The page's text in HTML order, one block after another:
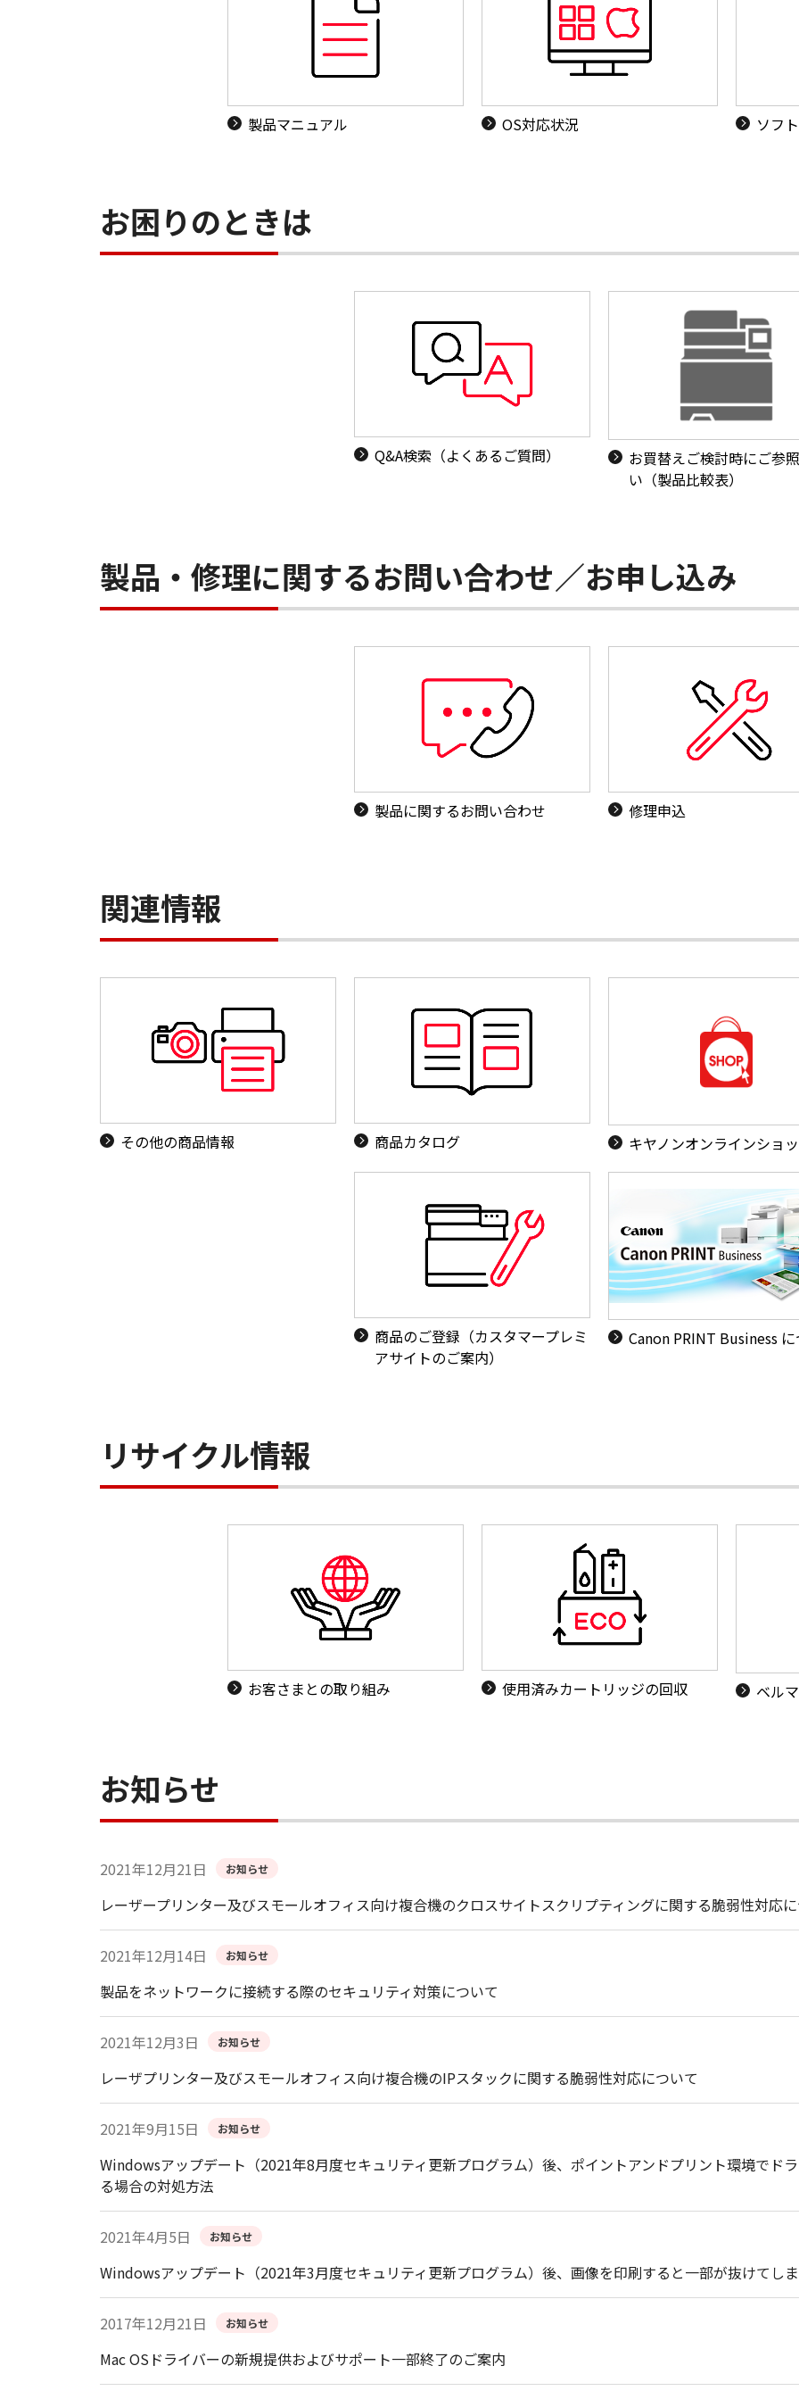
製品マニュアル OS対応状況 ソフ
お困りのときは
Q&A検索（よくあるご質問）
お買替えご検討時にご参
い（製品比較表）
製品・修理に関するお問い合わせ／お申し込み
製品に関するお問い合わせ 修理申込
関連情報
その他の商品情報 商品カタログ キヤノンオンラインショ
商品のご登録（カスタマープレミ
アサイトのご案内）
Canon PRINT Business
リサイクル情報
お客さまとの取り組み 使用済みカートリッジの回収 ベル
お知らせ
2021年12月21日 お知らせ
レーザープリンター及びスモールオフィス向け複合機のクロスサイトスクリプティングに関する脆弱性対応
2021年12月14日 お知らせ
製品をネットワークに接続する際のセキュリティ対策について
2021年12月3日 お知らせ
レーザプリンター及びスモールオフィス向け複合機のIPスタックに関する脆弱性対応について
2021年9月15日 お知らせ
Windowsアップデート（2021年8月度セキュリティ更新プログラム）後、ポイントアンドプリント環境でド
る場合の対処方法
2021年4月5日 お知らせ
Windowsアップデート（2021年3月度セキュリティ更新プログラム）後、画像を印刷すると一部が抜けてし
2017年12月21日 お知らせ
Mac OSドライバーの新規提供およびサポート一部終了のご案内